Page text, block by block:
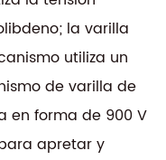
la varilla
utiliza un
de varilla de
en forma de 900 V
apretar y